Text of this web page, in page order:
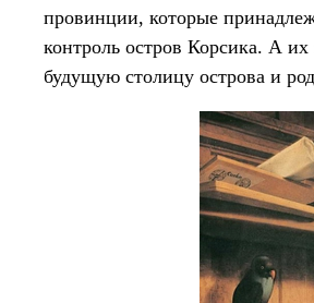
провинции, которые
контроль остров Корсика. А
будущую столицу острова и